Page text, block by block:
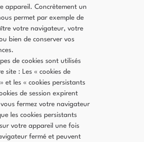
appareil. Concrètement un
permet par exemple de
votre navigateur, votre
bien de conserver vos
de cookies sont utilisés
site : Les « cookies de
et les « cookies persistants
de session expirent
vous fermez votre navigateur
les cookies persistants
votre appareil une fois
fermé et peuvent